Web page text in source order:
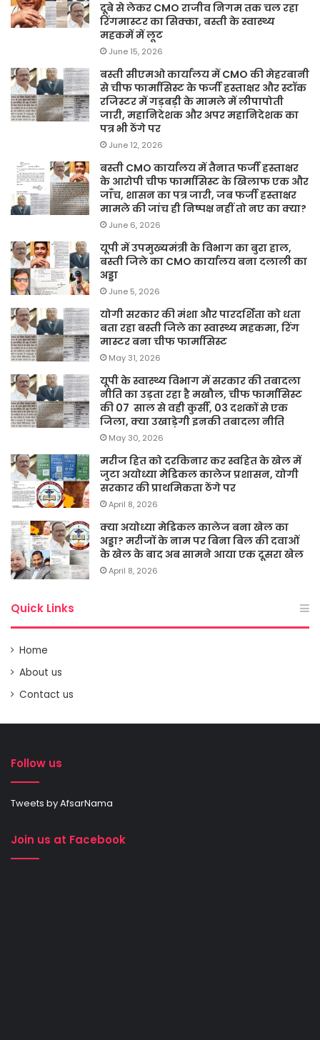
दूबे से लेकर CMO राजीव निगम तक चल रहा
रिंगमास्टर का सिक्का, बस्ती के स्वास्थ्य
महकमें में लूट
June 15, 2026
बस्ती सीएमओ कार्यालय में CMO की मेहरबानी
से चीफ फार्मासिस्ट के फर्जी हस्ताक्षर और स्टॉक
रजिस्टर में गड़बड़ी के मामले में लीपापोती
जारी, महानिदेशक और अपर महानिदेशक का
पत्र भी ठेंगे पर
June 12, 2026
बस्ती CMO कार्यालय में तैनात फर्जी हस्ताक्षर
के आरोपी चीफ फार्मासिस्ट के खिलाफ एक और
जाँच, शासन का पत्र जारी, जब फर्जी हस्ताक्षर
मामले की जांच ही निष्पक्ष नहीं तो नए का क्या?
June 6, 2026
यूपी में उपमुख्यमंत्री के विभाग का बुरा हाल,
बस्ती जिले का CMO कार्यालय बना दलाली का
अड्डा
June 5, 2026
योगी सरकार की मंशा और पारदर्शिता को धता
बता रहा बस्ती जिले का स्वास्थ्य महकमा, रिंग
मास्टर बना चीफ फार्मासिस्ट
May 31, 2026
यूपी के स्वास्थ्य विभाग में सरकार की तबादला
नीति का उड़ता रहा है मखौल, चीफ फार्मासिस्ट
की 07 साल से वही कुर्सी, 03 दशकों से एक
जिला, क्या उखाड़ेगी इनकी तबादला नीति
May 30, 2026
मरीज हित को दरकिनार कर स्वहित के खेल में
जुटा अयोध्या मेडिकल कालेज प्रशासन, योगी
सरकार की प्राथमिकता ठेंगे पर
April 8, 2026
क्या अयोध्या मेडिकल कालेज बना खेल का
अड्डा? मरीजों के नाम पर बिना बिल की दवाओं
के खेल के बाद अब सामने आया एक दूसरा खेल
April 8, 2026
Quick Links
Home
About us
Contact us
Follow us
Tweets by AfsarNama
Join us at Facebook